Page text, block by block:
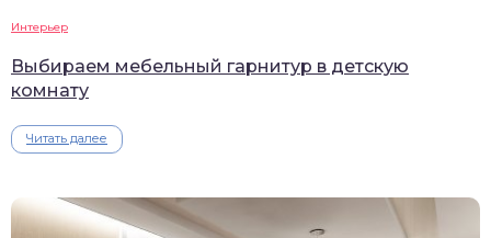
Интерьер
Выбираем мебельный гарнитур в детскую
комнату
Читать далее